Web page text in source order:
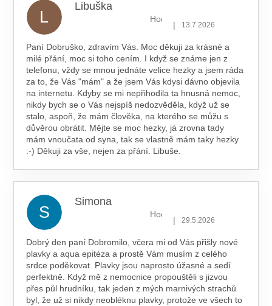
L
Libuška
Hodnocení obchodu je 5 z 5
| 13.7.2026
Paní Dobruško, zdravím Vás. Moc děkuji za krásné a
milé přání, moc si toho cením. I když se známe jen z
telefonu, vždy se mnou jednáte velice hezky a jsem ráda
za to, že Vás "mám" a že jsem Vás kdysi dávno objevila
na internetu. Kdyby se mi nepřihodila ta hnusná nemoc,
nikdy bych se o Vás nejspíš nedozvěděla, když už se
stalo, aspoň, že mám člověka, na kterého se můžu s
důvěrou obrátit. Mějte se moc hezky, já zrovna tady
mám vnoučata od syna, tak se vlastně mám taky hezky
:-) Děkuji za vše, nejen za přání. Libuše.
S
Simona
Hodnocení obchodu je 5 z 5
| 29.5.2026
Dobrý den paní Dobromilo, včera mi od Vás přišly nové
plavky a aqua epitéza a prostě Vám musím z celého
srdce poděkovat. Plavky jsou naprosto úžasné a sedí
perfektně. Když mě z nemocnice propouštěli s jizvou
přes půl hrudníku, tak jeden z mých marnivých strachů
byl, že už si nikdy neobléknu plavky, protože ve všech to